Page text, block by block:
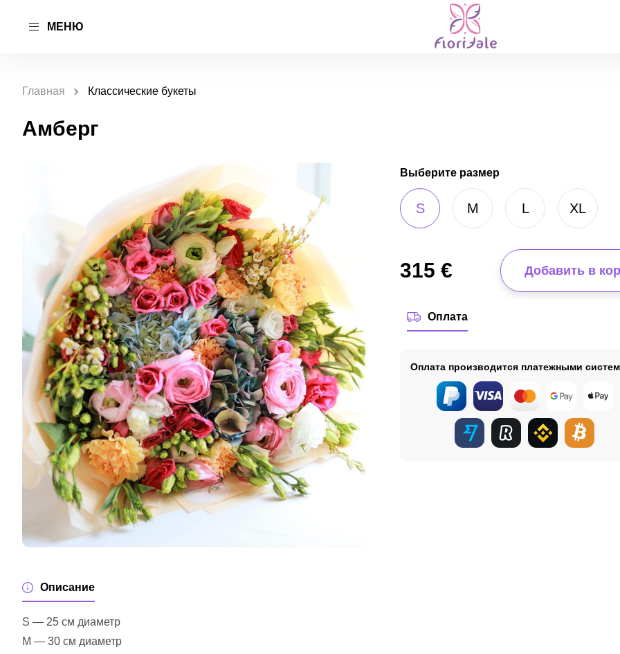
МЕНЮ
Главная Классические букеты
Амберг
Выберите размер
S M L XL
315 € Добавить в
Оплата
Оплата производится платежными
Описание
S — 25 см диаметр
M — 30 см диаметр